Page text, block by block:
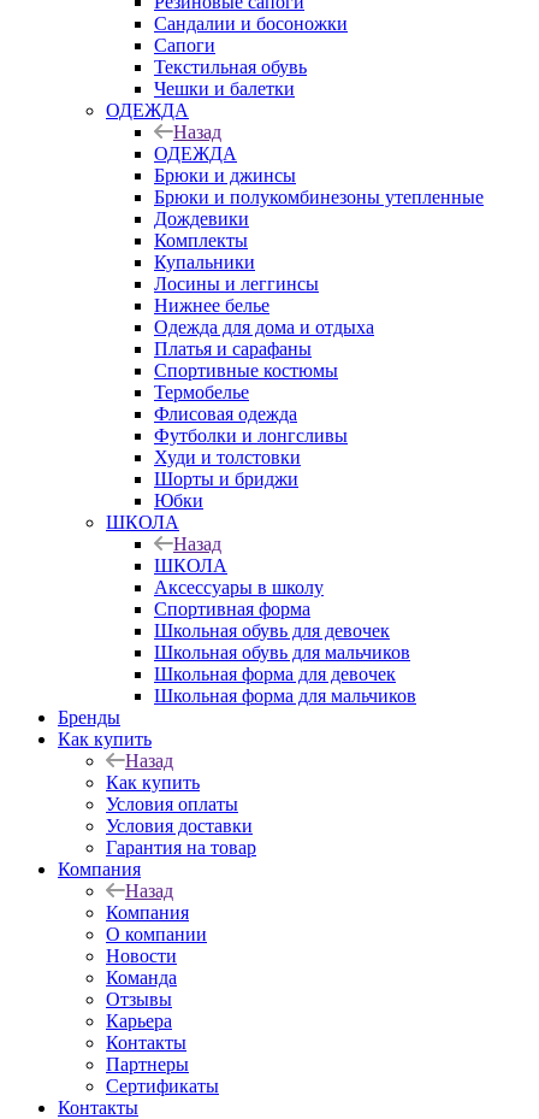
Сандалии и босоножки
Сапоги
Текстильная обувь
Чешки и балетки
ОДЕЖДА
Назад
ОДЕЖДА
Брюки и джинсы
Брюки и полукомбинезоны утепленные
Дождевики
Комплекты
Купальники
Лосины и леггинсы
Нижнее белье
Одежда для дома и отдыха
Платья и сарафаны
Спортивные костюмы
Термобелье
Флисовая одежда
Футболки и лонгсливы
Худи и толстовки
Шорты и бриджи
Юбки
ШКОЛА
Назад
ШКОЛА
Аксессуары в школу
Спортивная форма
Школьная обувь для девочек
Школьная обувь для мальчиков
Школьная форма для девочек
Школьная форма для мальчиков
Бренды
Как купить
Назад
Как купить
Условия оплаты
Условия доставки
Гарантия на товар
Компания
Назад
Компания
О компании
Новости
Команда
Отзывы
Карьера
Контакты
Партнеры
Сертификаты
Контакты